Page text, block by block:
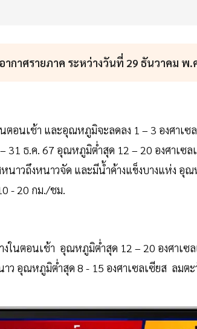
กาศรายภาค ระหว่างวันที่ 29 ธันวาคม พ.
ตอนเช้า และอุณหภูมิจะลดลง 1 – 3 องศาเซ
31 ธ.ค. 67 อุณหภูมิต่ำสุด 12 – 20 องศาเซ
นาวถึงหนาวจัด และมีน้ำค้างแข็งบางแห่ง อุ
- 20 กม./ชม.
ในตอนเช้า อุณหภูมิต่ำสุด 12 – 20 องศาเซ
ว อุณหภูมิต่ำสุด 8 - 15 องศาเซลเซียส ลมตะ